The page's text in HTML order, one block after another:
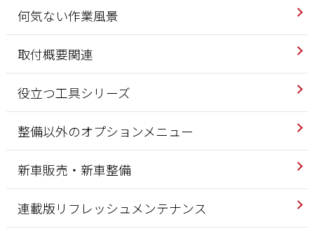
何気ない作業風景
取付概要関連
役立つ工具シリーズ
整備以外のオプションメニュー
新車販売・新車整備
連載版リフレッシュメンテナンス